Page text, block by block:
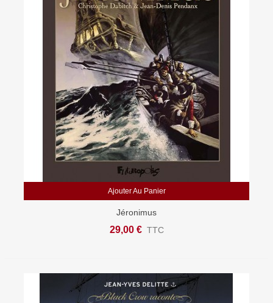
Ajouter Au Panier
Jéronimus
29,00 € TTC